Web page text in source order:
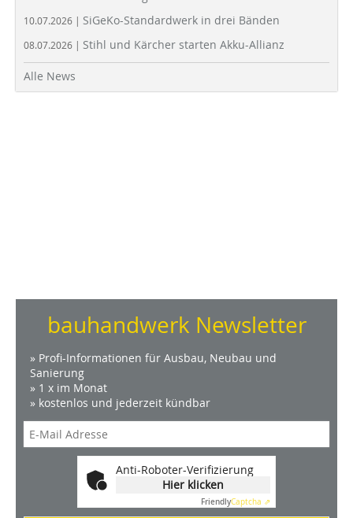
10.07.2026 | SiGeKo-Standardwerk in drei Bänden
08.07.2026 | Stihl und Kärcher starten Akku-Allianz
Alle News
bauhandwerk Newsletter
» Profi-Informationen für Ausbau, Neubau und
Sanierung
» 1 x im Monat
» kostenlos und jederzeit kündbar
Anti-Roboter-Verifizierung
Hier klicken
FriendlyCaptcha ⇗